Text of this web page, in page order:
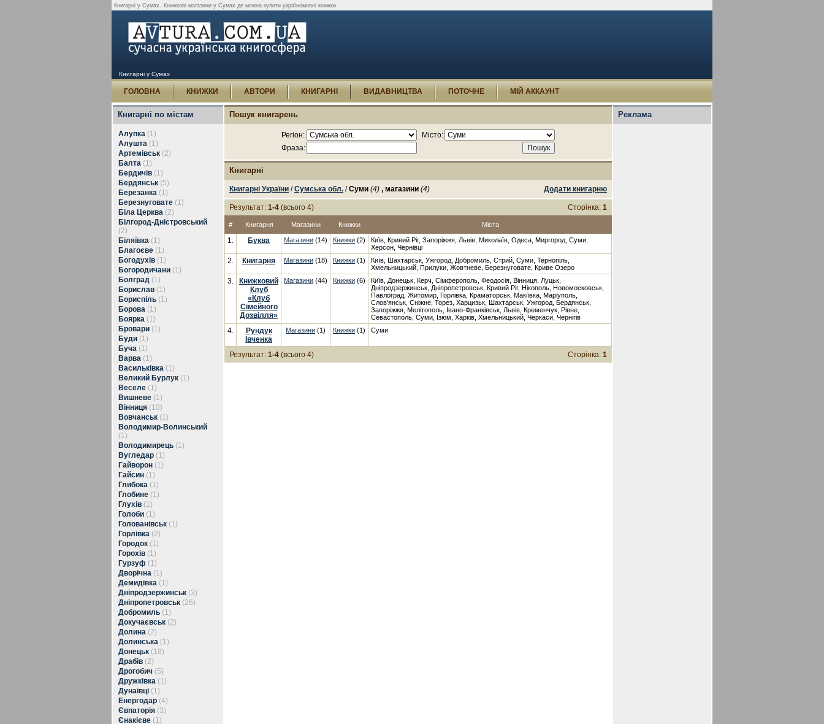
Книгарні у Сумах. Книжкові магазини у Сумах де можна купити україномовні книжки.
Книгарні у Сумах
ГОЛОВНА КНИЖКИ АВТОРИ КНИГАРНІ ВИДАВНИЦТВА ПОТОЧНЕ МІЙ АККАУНТ
Книгарні по містам
Алупка (1)
Алушта (1)
Артемівськ (2)
Балта (1)
Бердичів (1)
Бердянськ (5)
Березанка (1)
Березнуговате (1)
Біла Церква (2)
Білгород-Дністровський
(2)
Біляївка (1)
Благоєве (1)
Богодухів (1)
Богородичани (1)
Болград (1)
Борислав (1)
Бориспіль (1)
Борова (1)
Боярка (1)
Бровари (1)
Буди (1)
Буча (1)
Варва (1)
Васильківка (1)
Великий Бурлук (1)
Веселе (1)
Вишневе (1)
Вінниця (10)
Вовчанськ (1)
Володимир-Волинський
(1)
Володимирець (1)
Вугледар (1)
Гайворон (1)
Гайсин (1)
Глибока (1)
Глобине (1)
Глухів (1)
Голоби (1)
Голованівськ (1)
Горлівка (2)
Городок (1)
Горохів (1)
Гурзуф (1)
Дворічна (1)
Демидівка (1)
Дніпродзержинськ (3)
Дніпропетровськ (26)
Добромиль (1)
Докучаєвськ (2)
Долина (2)
Долинська (1)
Донецьк (18)
Драбів (2)
Дрогобич (5)
Дружківка (1)
Дунаївці (1)
Енергодар (4)
Євпаторія (3)
Єнакієве (1)
Пошук книгарень
Регіон:
Місто:
Фраза:
Книгарні
Книгарні України /Сумська обл. /Суми (4) , магазини (4) Додати книгарню
Результат: 1-4 (всього 4) Сторінка: 1
# Книгарня Магазини Книжки Міста
1. Буква Магазини (14) Книжки (2)
Київ, Кривий Ріг, Запоріжжя, Львів, Миколаїв, Одеса, Миргород, Суми,
Херсон, Чернівці
2. Книгарня Магазини (18) Книжки (1)
Київ, Шахтарськ, Ужгород, Добромиль, Стрий, Суми, Тернопіль,
Хмельницький, Прилуки, Жовтневе, Березнуговате, Криве Озеро
3.
Книжковий
Клуб
«Клуб
Сімейного
Дозвілля»
Магазини (44) Книжки (6)
Київ, Донецьк, Керч, Сімферополь, Феодосія, Вінниця, Луцьк,
Дніпродзержинськ, Дніпропетровськ, Кривий Ріг, Нікополь, Новомосковськ,
Павлоград, Житомир, Горлівка, Краматорськ, Макіївка, Маріуполь,
Слов'янськ, Сніжне, Торез, Харцизьк, Шахтарськ, Ужгород, Бердянськ,
Запоріжжя, Мелітополь, Івано-Франківськ, Львів, Кременчук, Рівне,
Севастополь, Суми, Ізюм, Харків, Хмельницький, Черкаси, Чернігів
4.
Рундук
Івченка
Магазини (1) Книжки (1) Суми
Результат: 1-4 (всього 4) Сторінка: 1
Реклама